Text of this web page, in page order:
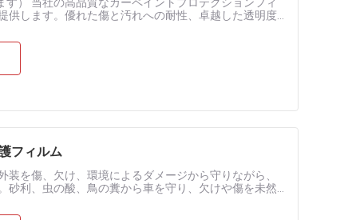
供します。優れた傷と汚れへの耐性、卓越した透明度
フィルム
を傷、欠け、環境によるダメージから守りながら、
砂利、虫の酸、鳥の糞から車を守り、欠けや傷を未然